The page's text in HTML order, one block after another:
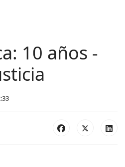
10 años -